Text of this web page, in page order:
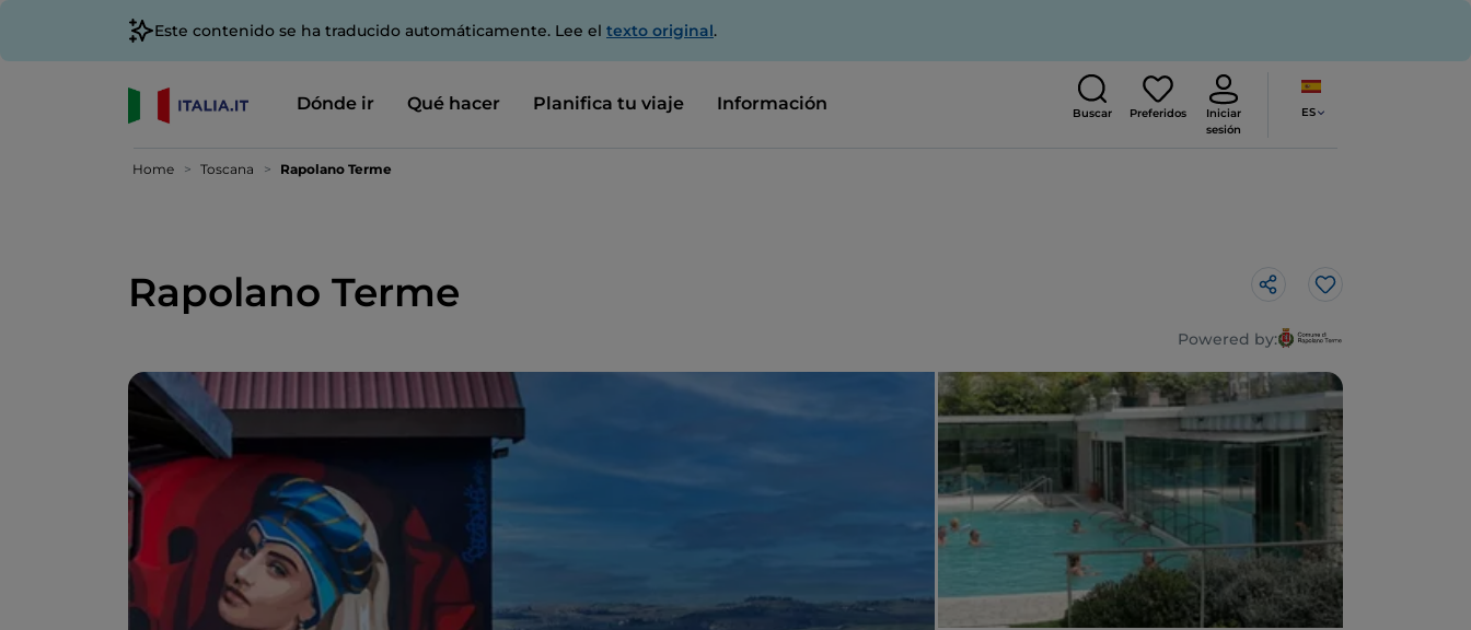
Este contenido se ha traducido automáticamente. Lee el texto original.
Dónde ir Qué hacer Planifica tu viaje Información Buscar Preferidos
Iniciar
sesión
ES
Home Toscana Rapolano Terme
Rapolano Terme Me gusta
Powered by: